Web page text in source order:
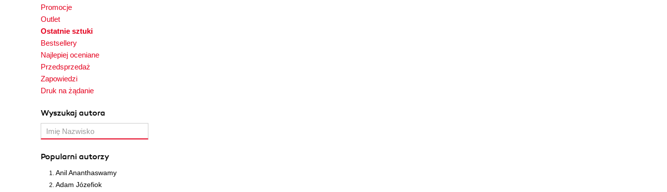
Promocje
Outlet
Ostatnie sztuki
Bestsellery
Najlepiej oceniane
Przedsprzedaż
Zapowiedzi
Druk na żądanie
Wyszukaj autora
Popularni autorzy
Anil Ananthaswamy
Adam Józefiok